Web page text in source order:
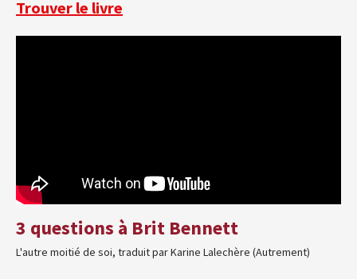
Trouver le livre
3 questions à Brit Bennett
L'autre moitié de soi, traduit par Karine Lalechère (Autrement)